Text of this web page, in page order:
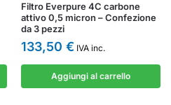
Filtro Everpure 4C carbone
attivo 0,5 micron – Confezione
da 3 pezzi
133,50 € IVA inc.
Aggiungi al carrello